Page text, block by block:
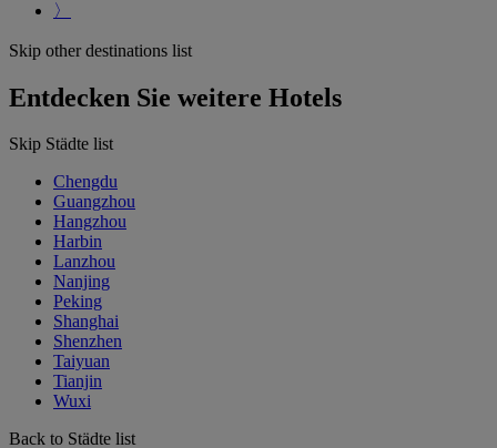
〉
Skip other destinations list
Entdecken Sie weitere Hotels
Skip Städte list
Chengdu
Guangzhou
Hangzhou
Harbin
Lanzhou
Nanjing
Peking
Shanghai
Shenzhen
Taiyuan
Tianjin
Wuxi
Back to Städte list